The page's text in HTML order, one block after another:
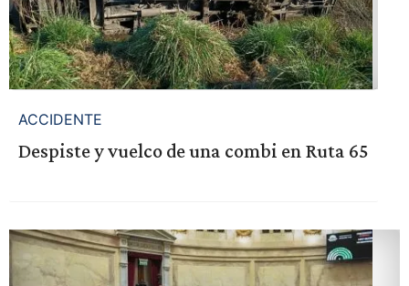
ACCIDENTE
Despiste y vuelco de una combi en Ruta 65